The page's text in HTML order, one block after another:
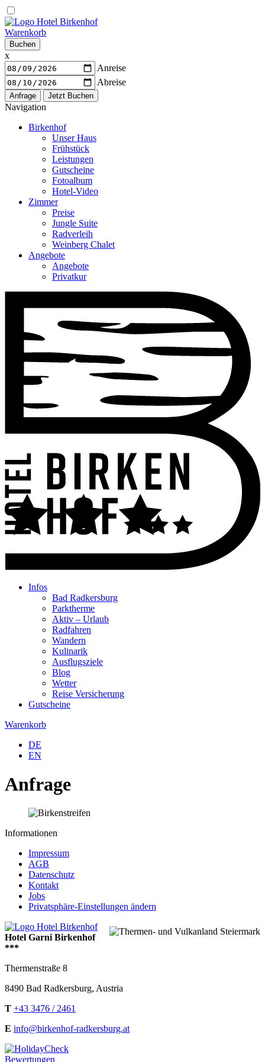
Warenkorb
Buchen
x
Anreise
Abreise
Navigation
Birkenhof
Unser Haus
Frühstück
Leistungen
Gutscheine
Fotoalbum
Hotel-Video
Zimmer
Preise
Jungle Suite
Radverleih
Weinberg Chalet
Angebote
Angebote
Privatkur
Infos
Bad Radkersburg
Parktherme
Aktiv – Urlaub
Radfahren
Wandern
Kulinarik
Ausflugsziele
Blog
Wetter
Reise Versicherung
Gutscheine
Warenkorb
DE
EN
Anfrage
Informationen
Impressum
AGB
Datenschutz
Kontakt
Jobs
Privatsphäre-Einstellungen ändern
Hotel Garni Birkenhof
***
Thermenstraße 8
8490 Bad Radkersburg, Austria
T +43 3476 / 2461
E info@birkenhof-radkersburg.at
Bewertungen